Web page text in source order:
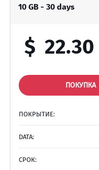
10 GB - 30 days
$ 22.30
ПОКУПКА
ПОКРЫТИЕ:
DATA:
СРОК: